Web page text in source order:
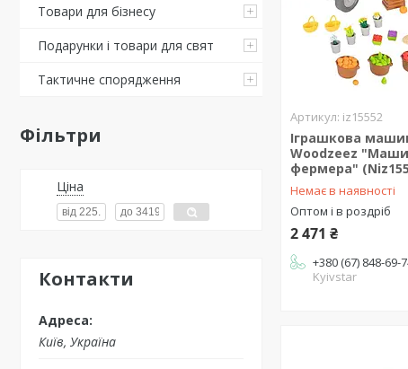
Товари для бізнесу
Подарунки і товари для свят
Тактичне спорядження
Фільтри
Ціна
Контакти
Київ, Україна
iz15552
Іграшкова
Woodzeez
фермера"
Немає в наявності
Оптом і в роздріб
2 471 ₴
+380 (67) 848-69-
Kyivstar